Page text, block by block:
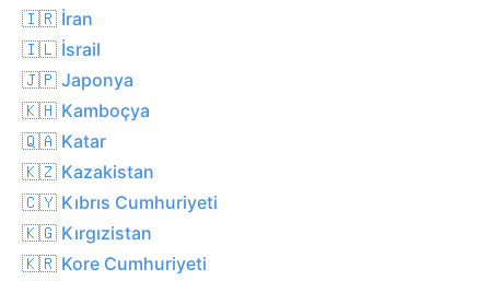
🇮🇷 İran
🇮🇱 İsrail
🇯🇵 Japonya
🇰🇭 Kamboçya
🇶🇦 Katar
🇰🇿 Kazakistan
🇨🇾 Kıbrıs Cumhuriyeti
🇰🇬 Kırgızistan
🇰🇷 Kore Cumhuriyeti